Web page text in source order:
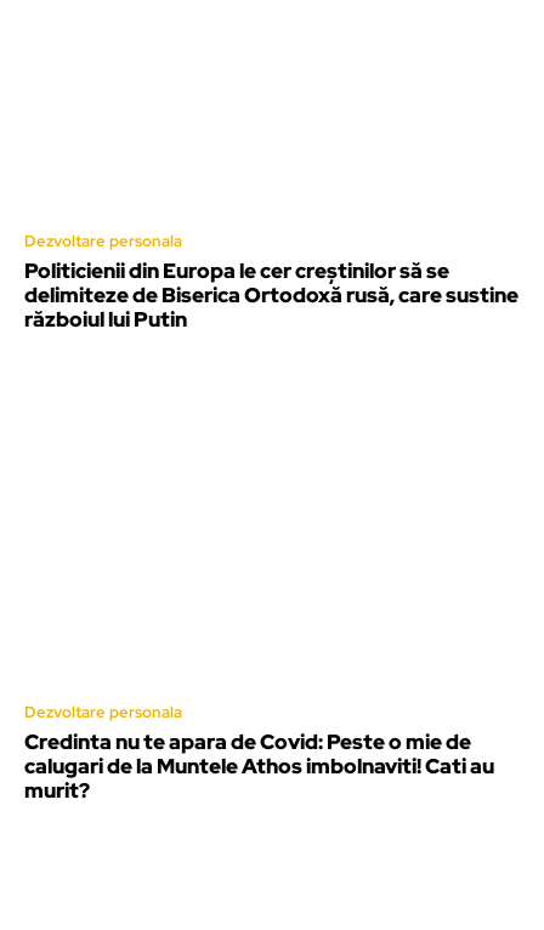
Dezvoltare personala
Politicienii din Europa le cer creștinilor să se
delimiteze de Biserica Ortodoxă rusă, care sustine
războiul lui Putin
Dezvoltare personala
Credinta nu te apara de Covid: Peste o mie de
calugari de la Muntele Athos imbolnaviti! Cati au
murit?